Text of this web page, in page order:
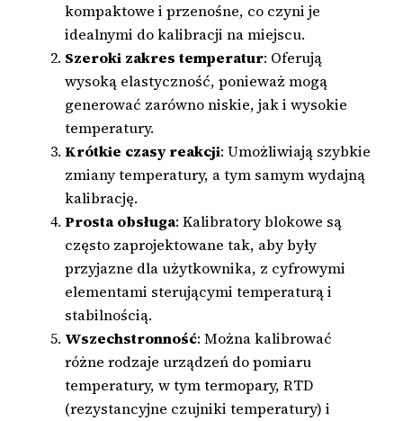
kompaktowe i przenośne, co czyni je
idealnymi do kalibracji na miejscu.
Szeroki zakres temperatur: Oferują
wysoką elastyczność, ponieważ mogą
generować zarówno niskie, jak i wysokie
temperatury.
Krótkie czasy reakcji: Umożliwiają szybkie
zmiany temperatury, a tym samym wydajną
kalibrację.
Prosta obsługa: Kalibratory blokowe są
często zaprojektowane tak, aby były
przyjazne dla użytkownika, z cyfrowymi
elementami sterującymi temperaturą i
stabilnością.
Wszechstronność: Można kalibrować
różne rodzaje urządzeń do pomiaru
temperatury, w tym termopary, RTD
(rezystancyjne czujniki temperatury) i